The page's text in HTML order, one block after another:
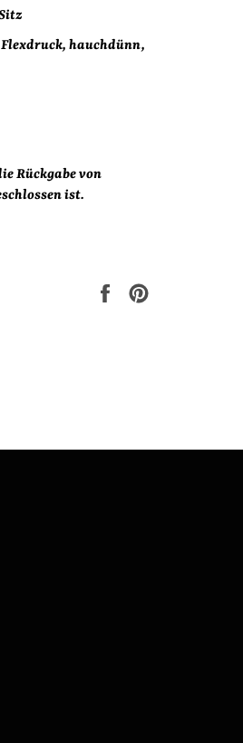
hauchdünn,
Rückgabe von
ist.
Auf